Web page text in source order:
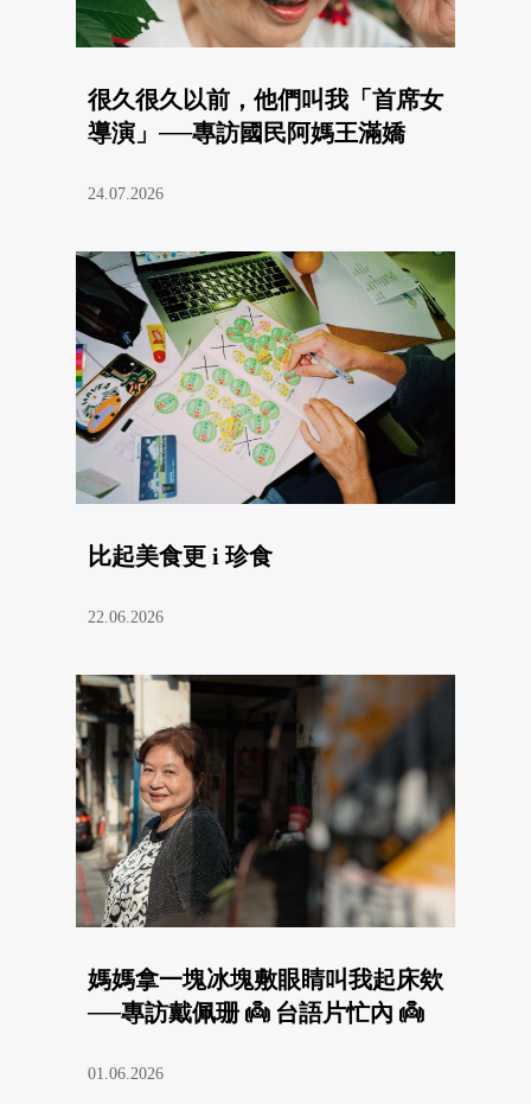
很久很久以前，他們叫我「首席女
導演」──專訪國民阿媽王滿嬌
24.07.2026
比起美食更 i 珍食
22.06.2026
媽媽拿一塊冰塊敷眼睛叫我起床欸
──專訪戴佩珊 👼 台語片忙內 👼
01.06.2026